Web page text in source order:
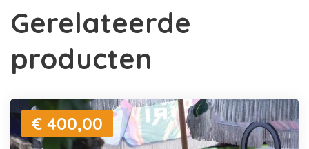
Gerelateerde
producten
€ 400,00